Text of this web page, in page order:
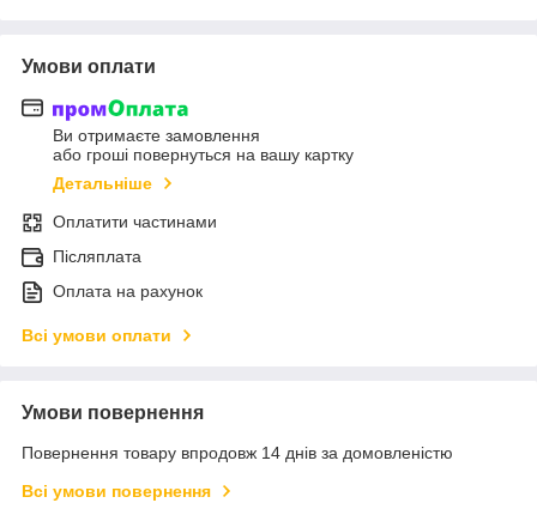
Умови оплати
Ви отримаєте замовлення
або гроші повернуться на вашу картку
Детальніше
Оплатити частинами
Післяплата
Оплата на рахунок
Всі умови оплати
Умови повернення
Повернення товару впродовж 14 днів за домовленістю
Всі умови повернення